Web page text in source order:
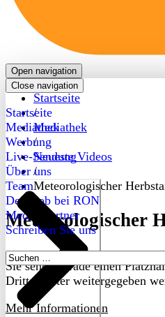
Open navigation
Close navigation
Startseite
Mediathek
Werbung
Live-Sendung
Über uns
Team
Dein Job bei RON
Medienpartner
Schreiben Sie uns
Suchen
nach:
Startseite
/
Mediathek
/
Neueste Videos
/
Meteorologischer
Meteorologischer
Sie sehen gerade einen
Drittanbieter weitergegeben
Mehr Informationen